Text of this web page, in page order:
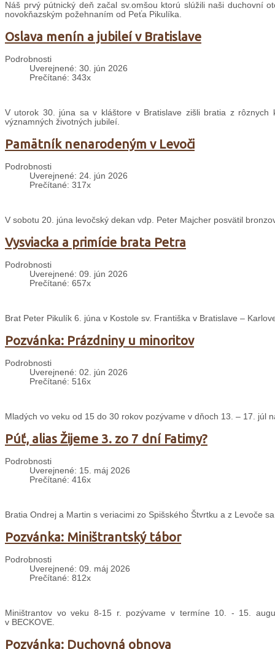
Náš prvý pútnický deň začal sv.omšou ktorú slúžili naši duchovní
novokňazským požehnaním od Peťa Pikulíka.
Oslava menín a jubileí v Bratislave
Podrobnosti
Uverejnené: 30. jún 2026
Prečítané: 343x
V utorok 30. júna sa v kláštore v Bratislave zišli bratia z rôznych
významných životných jubileí.
Pamätník nenarodeným v Levoči
Podrobnosti
Uverejnené: 24. jún 2026
Prečítané: 317x
V sobotu 20. júna levočský dekan vdp. Peter Majcher posvätil
Vysviacka a primície brata Petra
Podrobnosti
Uverejnené: 09. jún 2026
Prečítané: 657x
Brat Peter Pikulík 6. júna v Kostole sv. Františka v Bratislave –
Pozvánka: Prázdniny u minoritov
Podrobnosti
Uverejnené: 02. jún 2026
Prečítané: 516x
Mladých vo veku od 15 do 30 rokov pozývame v dňoch 13. – 17. júl
Púť, alias Žijeme 3. zo 7 dní Fatimy?
Podrobnosti
Uverejnené: 15. máj 2026
Prečítané: 416x
Bratia Ondrej a Martin s veriacimi zo Spišského Štvrtku a z Levoče
Pozvánka: Miništrantský tábor
Podrobnosti
Uverejnené: 09. máj 2026
Prečítané: 812x
Miništrantov vo veku 8-15 r. pozývame v termíne 10. - 15.
v BECKOVE.
Pozvánka: Duchovná obnova